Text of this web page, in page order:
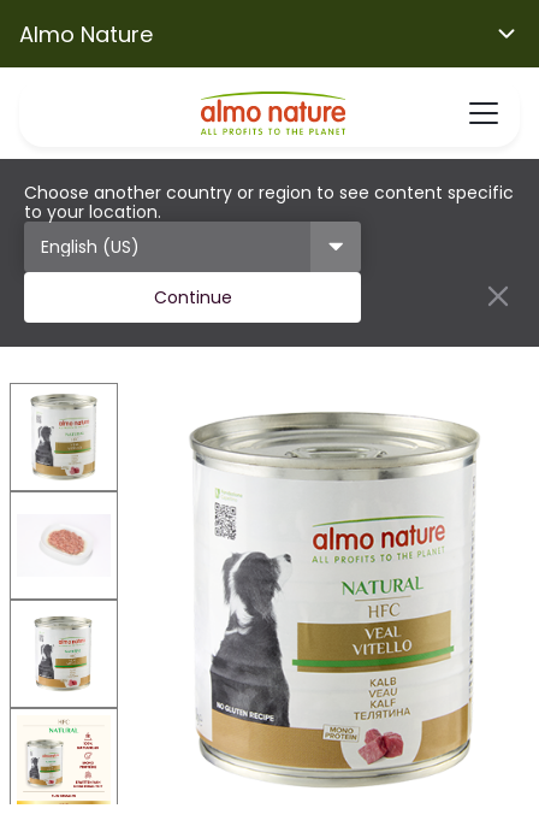
Almo Nature
Choose another country or region to see content specific
to your location.
Continue